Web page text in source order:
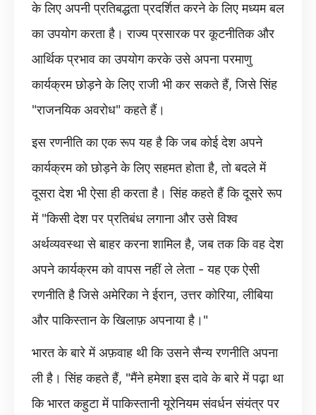
के लिए अपनी प्रतिबद्धता प्रदर्शित करने के लिए मध्यम बल
का उपयोग करता है। राज्य प्रसारक पर कूटनीतिक और
आर्थिक प्रभाव का उपयोग करके उसे अपना परमाणु
कार्यक्रम छोड़ने के लिए राजी भी कर सकते हैं, जिसे सिंह
"राजनयिक अवरोध" कहते हैं।
इस रणनीति का एक रूप यह है कि जब कोई देश अपने
कार्यक्रम को छोड़ने के लिए सहमत होता है, तो बदले में
दूसरा देश भी ऐसा ही करता है। सिंह कहते हैं कि दूसरे रूप
में "किसी देश पर प्रतिबंध लगाना और उसे विश्व
अर्थव्यवस्था से बाहर करना शामिल है, जब तक कि वह देश
अपने कार्यक्रम को वापस नहीं ले लेता - यह एक ऐसी
रणनीति है जिसे अमेरिका ने ईरान, उत्तर कोरिया, लीबिया
और पाकिस्तान के खिलाफ़ अपनाया है।"
भारत के बारे में अफ़वाह थी कि उसने सैन्य रणनीति अपना
ली है। सिंह कहते हैं, "मैंने हमेशा इस दावे के बारे में पढ़ा था
कि भारत कहुटा में पाकिस्तानी यूरेनियम संवर्धन संयंत्र पर